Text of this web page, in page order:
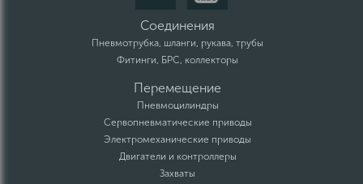
Соединения
Пневмотрубка, шланги, рукава, трубы
Фитинги, БРС, коллекторы
Перемещение
Пневмоцилиндры
Сервопневматические приводы
Электромеханические приводы
Двигатели и контроллеры
Захваты